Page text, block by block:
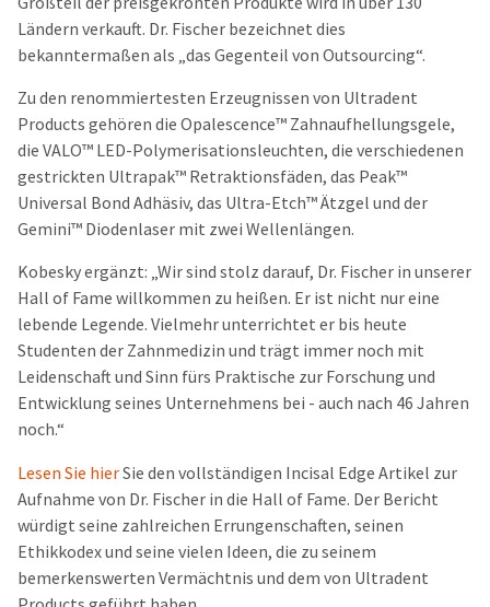
Ländern verkauft. Dr. Fischer bezeichnet dies
bekanntermaßen als „das Gegenteil von Outsourcing“.
Zu den renommiertesten Erzeugnissen von Ultradent
Products gehören die Opalescence™ Zahnaufhellungsgele,
die VALO™ LED-Polymerisationsleuchten, die verschiedenen
gestrickten Ultrapak™ Retraktionsfäden, das Peak™
Universal Bond Adhäsiv, das Ultra-Etch™ Ätzgel und der
Gemini™ Diodenlaser mit zwei Wellenlängen.
Kobesky ergänzt: „Wir sind stolz darauf, Dr. Fischer in unserer
Hall of Fame willkommen zu heißen. Er ist nicht nur eine
lebende Legende. Vielmehr unterrichtet er bis heute
Studenten der Zahnmedizin und trägt immer noch mit
Leidenschaft und Sinn fürs Praktische zur Forschung und
Entwicklung seines Unternehmens bei - auch nach 46 Jahren
noch.“
Lesen Sie hierSie den vollständigen Incisal Edge Artikel zur
Aufnahme von Dr. Fischer in die Hall of Fame. Der Bericht
würdigt seine zahlreichen Errungenschaften, seinen
Ethikkodex und seine vielen Ideen, die zu seinem
bemerkenswerten Vermächtnis und dem von Ultradent